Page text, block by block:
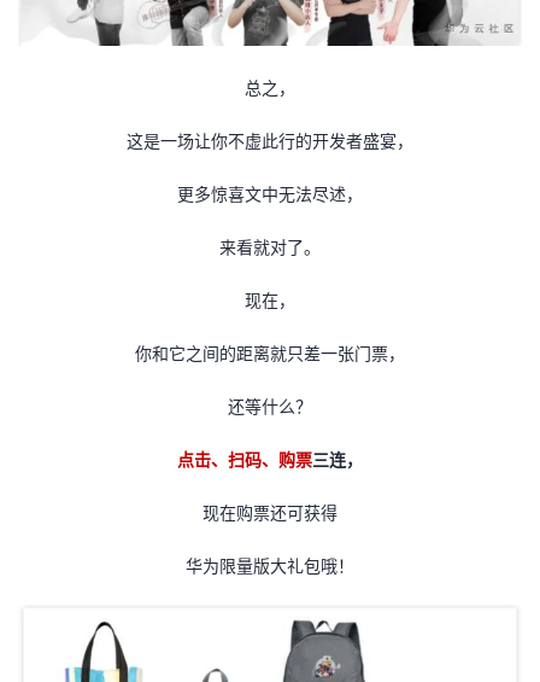
总之，
这是一场让你不虚此行的开发者盛宴，
更多惊喜文中无法尽述，
来看就对了。
现在，
你和它之间的距离就只差一张门票，
还等什么？
点击、扫码、购票三连，
现在购票还可获得
华为限量版大礼包哦！